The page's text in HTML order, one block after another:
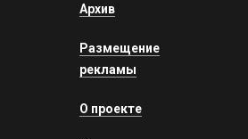
Архив
Размещение
рекламы
О проекте